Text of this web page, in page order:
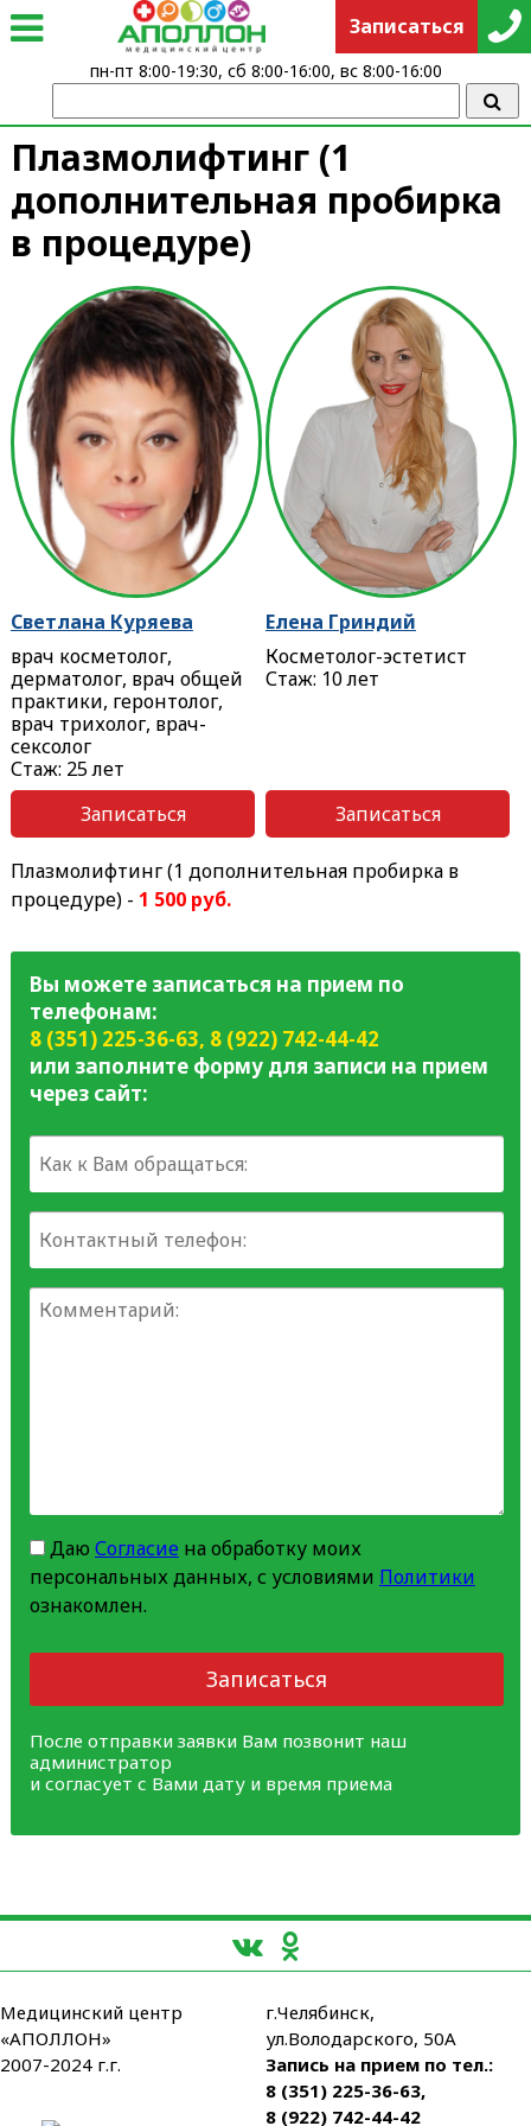
Плазмолифтинг (1
дополнительная пробирка
в процедуре)
Светлана Куряева
врач косметолог,
дерматолог, врач общей
практики, геронтолог,
врач трихолог, врач-
сексолог
Стаж: 25 лет
Записаться
Елена Гриндий
Косметолог-эстетист
Стаж: 10 лет
Записаться
Плазмолифтинг (1 дополнительная пробирка в
процедуре) - 1 500 руб.
Вы можете записаться на прием по
телефонам:
8 (351) 225-36-63, 8 (922) 742-44-42
или заполните форму для записи на прием
через сайт:
Даю Согласиена обработку моих
персональных данных, с условиями Политики
ознакомлен.
Записаться
После отправки заявки Вам позвонит наш
администратор
и согласует с Вами дату и время приема
Медицинский центр
«АПОЛЛОН»
2007-2024 г.г.
г.Челябинск,
ул.Володарского, 50А
Запись на прием по тел.:
8 (351) 225-36-63,
8 (922) 742-44-42
Записаться
пн-пт 8:00-19:30, сб 8:00-16:00, вс 8:00-16:00